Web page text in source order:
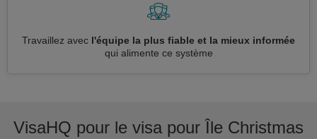
Travaillez avec l'équipe la plus fiable et la mieux informée
qui alimente ce système
VisaHQ pour le visa pour Île Christmas